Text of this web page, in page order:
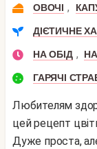
ОВОЧІ ,
ДІЄТИЧНЕ
НА ОБІД ,
ГАРЯЧІ
Любителям
цей рецепт
Дуже проста,